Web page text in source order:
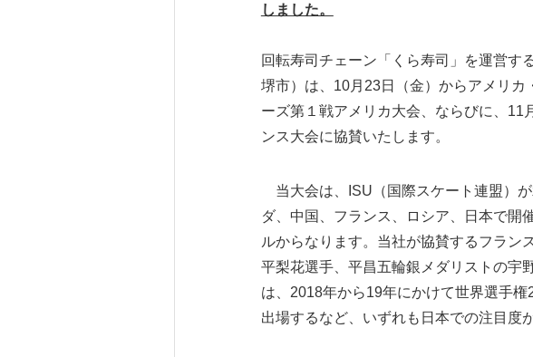
しました。
回転寿司チェーン「くら寿司」を運営す
堺市）は、10月23日（金）からアメリ
ーズ第１戦アメリカ大会、ならびに、11
ンス大会に協賛いたします。
当大会は、ISU（国際スケート連盟）
ダ、中国、フランス、ロシア、日本で開
ルからなります。当社が協賛するフラン
平梨花選手、平昌五輪銀メダリストの宇
は、2018年から19年にかけて世界選手
出場するなど、いずれも日本での注目度